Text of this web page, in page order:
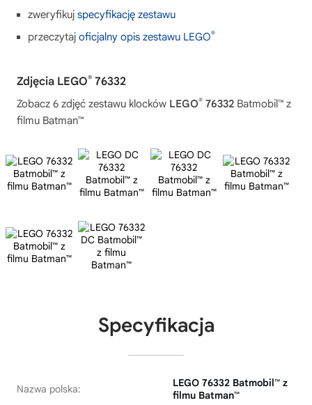
zweryfikuj specyfikację zestawu
przeczytaj oficjalny opis zestawu LEGO®
Zdjęcia LEGO® 76332
Zobacz 6 zdjęć zestawu klocków LEGO® 76332 Batmobil™ z
filmu Batman™
Specyfikacja
Nazwa polska:
LEGO 76332 Batmobil™ z
filmu Batman™